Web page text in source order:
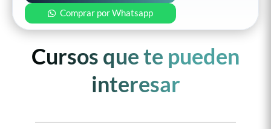
Comprar por Whatsapp
Cursos que te pueden
interesar